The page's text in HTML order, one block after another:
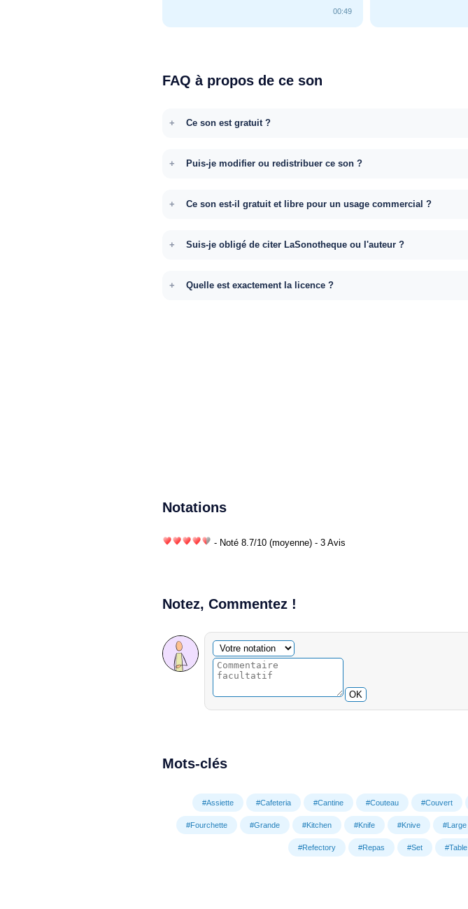
00:49
FAQ à propos de ce son
Ce son est gratuit ?
Puis-je modifier ou redistribuer ce son ?
Ce son est-il gratuit et libre pour un usage commercial ?
Suis-je obligé de citer LaSonotheque ou l'auteur ?
Quelle est exactement la licence ?
Notations
- Noté 8.7/10 (moyenne) - 3 Avis
Notez, Commentez !
Commentaire facultatif
Votre notation
OK
Mots-clés
#Assiette #Cafeteria #Cantine #Couteau #Couvert
#Fourchette #Grande #Kitchen #Knife #Knive #Large
#Refectory #Repas #Set #Table